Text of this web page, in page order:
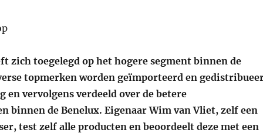
zich toegelegd op het hogere segment binnen de
topmerken worden geïmporteerd en
en vervolgens verdeeld over de betere
binnen de Benelux. Eigenaar Wim van Vliet, zelf een
test zelf alle producten en beoordeelt deze met een